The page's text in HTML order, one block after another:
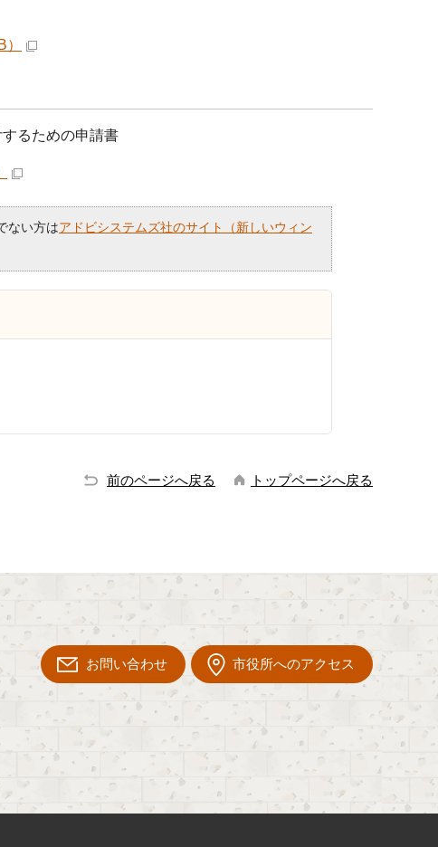
るための申請書
ない方はアドビシステムズ社のサイト（新しいウィン
前のページへ戻る トップページへ戻る
お問い合わせ 市役所へのアクセス